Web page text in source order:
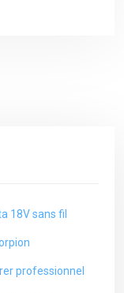
18V sans fil
professionnel